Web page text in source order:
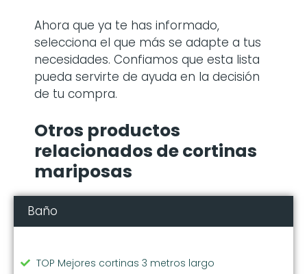
Ahora que ya te has informado,
selecciona el que más se adapte a tus
necesidades. Confiamos que esta lista
pueda servirte de ayuda en la decisión
de tu compra.
Otros productos
relacionados de cortinas
mariposas
Baño
TOP Mejores cortinas 3 metros largo